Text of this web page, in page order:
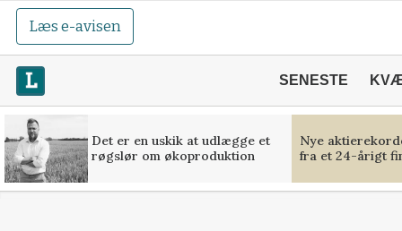
Læs e-avisen
SENESTE
Det er en uskik at udlægge et
røgslør om økoproduktion
Nye
fra et 24-årigt